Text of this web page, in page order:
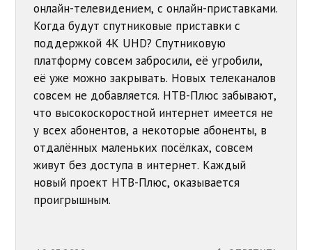
онлайн-телевидением, с онлайн-приставками.
Когда будут спутниковые приставки с
поддержкой 4K UHD? Спутниковую
платформу совсем забросили, её угробили,
её уже можно закрывать. Новых телеканалов
совсем не добавляется. НТВ-Плюс забывают,
что высокоскоростной интернет имеется не
у всех абонентов, а некоторые абоненты, в
отдалённых маленьких посёлках, совсем
живут без доступа в интернет. Каждый
новый проект НТВ-Плюс, оказывается
проигрышным.